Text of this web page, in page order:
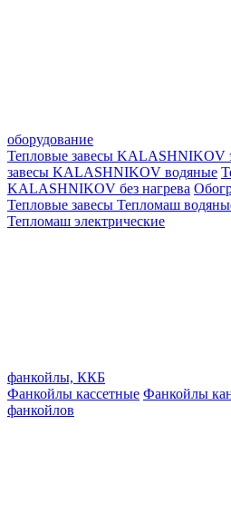
оборудование
Тепловые завесы KALASHNIKOV
завесы KALASHNIKOV водяные
KALASHNIKOV без нагрева
Тепловые завесы Тепломаш
Тепломаш электрические
фанкойлы, ККБ
Фанкойлы кассетные Фанкойлы
фанкойлов